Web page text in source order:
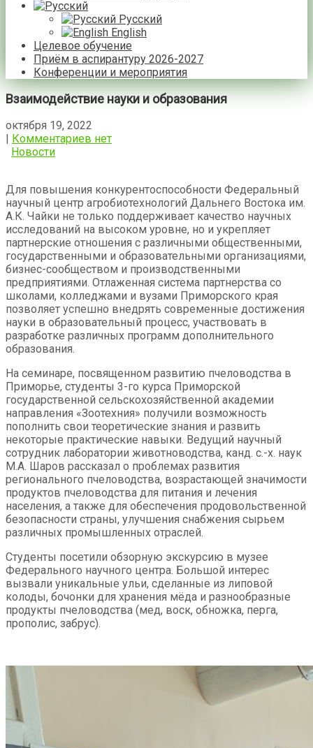
Русский
English
Целевое обучение
Приём в аспирантуру 2026-2027
Конференции и мероприятия
Взаимодействие науки и образования
октября 19, 2022
| Комментариев нет
Новости
Для повышения конкурентоспособности Федеральный
научный центр агробиотехнологий Дальнего Востока им.
А.К. Чайки не только поддерживает качество научных
исследований на высоком уровне, но и укрепляет
партнерские отношения с различными общественными,
государственными и образовательными организациями,
бизнес-сообществом и производственными
предприятиями. Отлаженная система партнерства со
школами, колледжами и вузами Приморского края
позволяет успешно внедрять современные достижения
науки в образовательный процесс, участвовать в
разработке различных программ дополнительного
образования.
На семинаре, посвященном развитию пчеловодства в
Приморье, студенты 3-го курса Приморской
государственной сельскохозяйственной академии
направления «Зоотехния» получили возможность
пополнить свои теоретические знания и развить
некоторые практические навыки. Ведущий научный
сотрудник лаборатории животноводства, канд. с.-х. наук
М.А. Шаров рассказал о проблемах развития
регионального пчеловодства, возрастающей значимости
продуктов пчеловодства для питания и лечения
населения, а также для обеспечения продовольственной
безопасности страны, улучшения снабжения сырьем
различных промышленных отраслей.
Студенты посетили обзорную экскурсию в музее
Федерального научного центра. Большой интерес
вызвали уникальные ульи, сделанные из липовой
колоды, бочонки для хранения мёда и разнообразные
продукты пчеловодства (мед, воск, обножка, перга,
прополис, забрус).